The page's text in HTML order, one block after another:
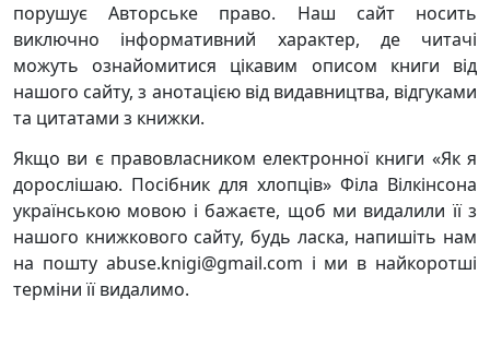
порушує Авторське право. Наш сайт носить
виключно інформативний характер, де читачі
можуть ознайомитися цікавим описом книги від
нашого сайту, з анотацією від видавництва, відгуками
та цитатами з книжки.
Якщо ви є правовласником електронної книги «Як я
дорослішаю. Посібник для хлопців» Філа Вілкінсона
українською мовою і бажаєте, щоб ми видалили її з
нашого книжкового сайту, будь ласка, напишіть нам
на пошту abuse.knigi@gmail.com і ми в найкоротші
терміни її видалимо.